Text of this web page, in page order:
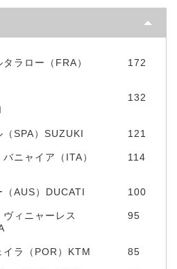
ラロー（FRA）
172
132
SPA）SUZUKI 121
ニャイア（ITA）
114
（AUS）DUCATI 100
ィニャーレス
95
イラ（POR）KTM 85